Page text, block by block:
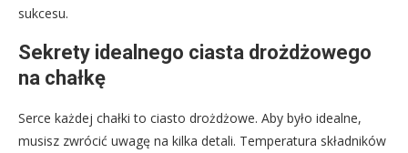
sukcesu.
Sekrety idealnego ciasta drożdżowego
na chałkę
Serce każdej chałki to ciasto drożdżowe. Aby było idealne,
musisz zwrócić uwagę na kilka detali. Temperatura składników